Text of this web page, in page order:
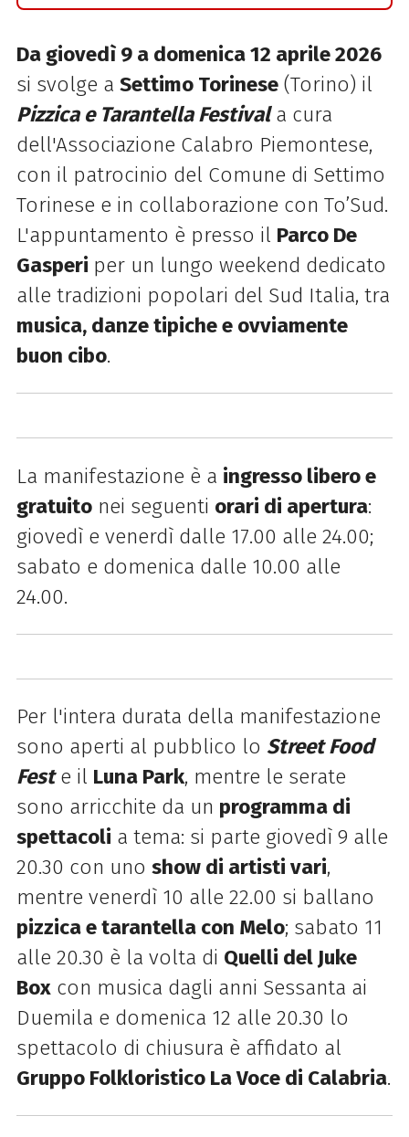
Da giovedì 9 a domenica 12 aprile 2026
si svolge a Settimo Torinese(Torino) il
Pizzica e Tarantella Festivala cura
dell'Associazione Calabro Piemontese,
con il patrocinio del Comune di Settimo
Torinese e in collaborazione con To’Sud.
L'appuntamento è presso il Parco De
Gasperi per un lungo weekend dedicato
alle tradizioni popolari del Sud Italia, tra
musica, danze tipiche e ovviamente
buon cibo.
La manifestazione è a ingresso libero e
gratuitonei seguenti orari di apertura:
giovedì e venerdì dalle 17.00 alle 24.00;
sabato e domenica dalle 10.00 alle
24.00.
Per l'intera durata della manifestazione
sono aperti al pubblico lo Street Food
Feste il Luna Park, mentre le serate
sono arricchite da un programma di
spettacoli a tema: si parte giovedì 9 alle
20.30 con uno show di artisti vari,
mentre venerdì 10 alle 22.00 si ballano
pizzica e tarantella con Melo; sabato 11
alle 20.30 è la volta di Quelli del Juke
Boxcon musica dagli anni Sessanta ai
Duemila e domenica 12 alle 20.30 lo
spettacolo di chiusura è affidato al
Gruppo Folkloristico La Voce di Calabria.